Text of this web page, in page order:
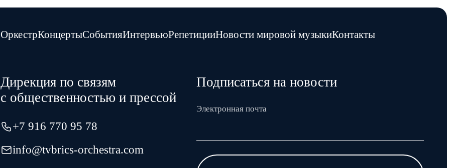
ОркестрКонцертыСобытияИнтервьюРепетицииНовости мировой музыкиКонтакты
Дирекция по связям
с общественностью и прессой
+7 916 770 95 78
info@tvbrics-orchestra.com
Подписаться на новости
Электронная почта